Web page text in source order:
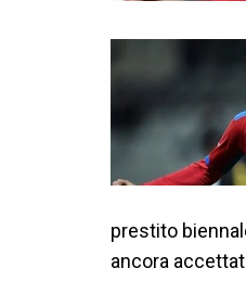
prestito
ancora